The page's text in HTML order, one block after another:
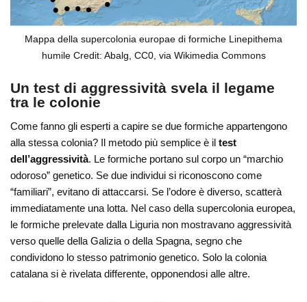
Mappa della supercolonia europae di formiche Linepithema
humile Credit: Abalg, CC0, via Wikimedia Commons
Un test di aggressività svela il legame
tra le colonie
Come fanno gli esperti a capire se due formiche appartengono
alla stessa colonia? Il metodo più semplice è iltest
dell’aggressività. Le formiche portano sul corpo un “marchio
odoroso” genetico. Se due individui si riconoscono come
“familiari”, evitano di attaccarsi. Se l’odore è diverso, scatterà
immediatamente una lotta. Nel caso della supercolonia europea,
le formiche prelevate dalla Liguria non mostravano aggressività
verso quelle della Galizia o della Spagna, segno che
condividono lo stesso patrimonio genetico. Solo la colonia
catalana si è rivelata differente, opponendosi alle altre.